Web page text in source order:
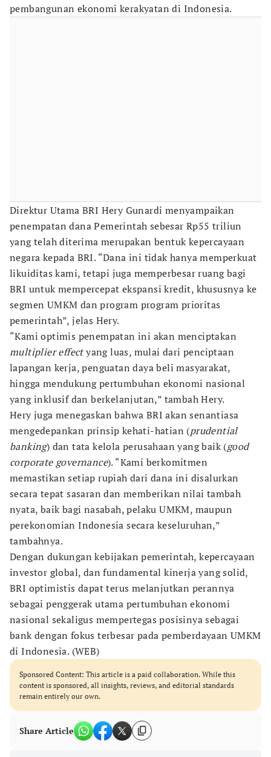
pembangunan ekonomi kerakyatan di Indonesia.
Direktur Utama BRI Hery Gunardi menyampaikan
penempatan dana Pemerintah sebesar Rp55 triliun
yang telah diterima merupakan bentuk kepercayaan
negara kepada BRI. “Dana ini tidak hanya memperkuat
likuiditas kami, tetapi juga memperbesar ruang bagi
BRI untuk mempercepat ekspansi kredit, khususnya ke
segmen UMKM dan program program prioritas
pemerintah”, jelas Hery.
“Kami optimis penempatan ini akan menciptakan
multiplier effectyang luas, mulai dari penciptaan
lapangan kerja, penguatan daya beli masyarakat,
hingga mendukung pertumbuhan ekonomi nasional
yang inklusif dan berkelanjutan,” tambah Hery.
Hery juga menegaskan bahwa BRI akan senantiasa
mengedepankan prinsip kehati-hatian (prudential
banking) dan tata kelola perusahaan yang baik (good
corporate governance). “Kami berkomitmen
memastikan setiap rupiah dari dana ini disalurkan
secara tepat sasaran dan memberikan nilai tambah
nyata, baik bagi nasabah, pelaku UMKM, maupun
perekonomian Indonesia secara keseluruhan,”
tambahnya.
Dengan dukungan kebijakan pemerintah, kepercayaan
investor global, dan fundamental kinerja yang solid,
BRI optimistis dapat terus melanjutkan perannya
sebagai penggerak utama pertumbuhan ekonomi
nasional sekaligus mempertegas posisinya sebagai
bank dengan fokus terbesar pada pemberdayaan UMKM
di Indonesia. (WEB)
Sponsored Content: This article is a paid collaboration. While this
content is sponsored, all insights, reviews, and editorial standards
remain entirely our own.
Share Article